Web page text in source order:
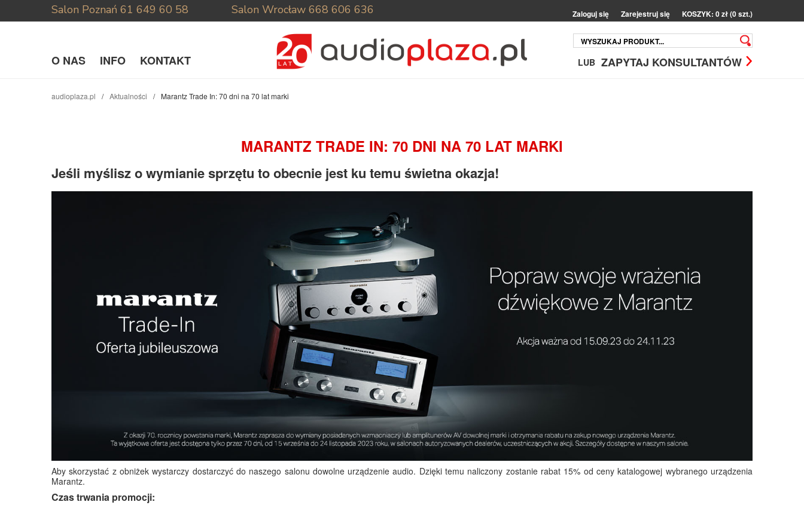
Salon Poznań 61 649 60 58 Salon Wrocław 668 606 636 Zaloguj się Zarejestruj się KOSZYK: 0 zł (0 szt.)
O NAS INFO KONTAKT LUB ZAPYTAJ KONSULTANTÓW
audioplaza.pl Aktualności Marantz Trade In: 70 dni na 70 lat marki
MARANTZ TRADE IN: 70 DNI NA 70 LAT MARKI
Jeśli myślisz o wymianie sprzętu to obecnie jest ku temu świetna okazja!
Aby skorzystać z obniżek wystarczy dostarczyć do naszego salonu dowolne urządzenie audio. Dzięki temu naliczony zostanie rabat 15% od ceny katalogowej wybranego urządzenia
Marantz.
Czas trwania promocji: